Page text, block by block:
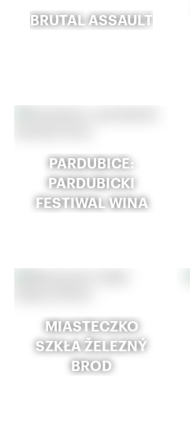
BRUTAL ASSAULT
PARDUBICE:
PARDUBICKI
FESTIWAL WINA
MIASTECZKO
SZKŁA ŽELEZNÝ
BROD